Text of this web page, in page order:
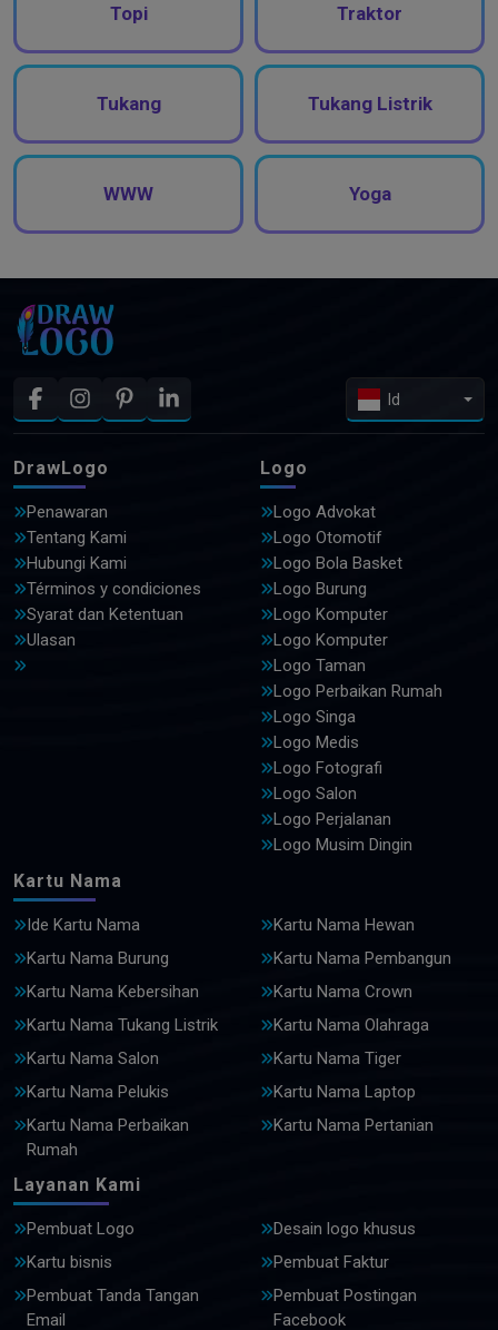
Topi Traktor
Tukang Tukang Listrik
WWW Yoga
Id
DrawLogo
Penawaran
Tentang Kami
Hubungi Kami
Términos y condiciones
Syarat dan Ketentuan
Ulasan
Logo
Logo Advokat
Logo Otomotif
Logo Bola Basket
Logo Burung
Logo Komputer
Logo Komputer
Logo Taman
Logo Perbaikan Rumah
Logo Singa
Logo Medis
Logo Fotografi
Logo Salon
Logo Perjalanan
Logo Musim Dingin
Kartu Nama
Ide Kartu Nama
Kartu Nama Hewan
Kartu Nama Burung
Kartu Nama Pembangun
Kartu Nama Kebersihan
Kartu Nama Crown
Kartu Nama Tukang Listrik
Kartu Nama Olahraga
Kartu Nama Salon
Kartu Nama Tiger
Kartu Nama Pelukis
Kartu Nama Laptop
Kartu Nama Perbaikan
Rumah
Kartu Nama Pertanian
Layanan Kami
Pembuat Logo
Desain logo khusus
Kartu bisnis
Pembuat Faktur
Pembuat Tanda Tangan
Email
Pembuat Postingan
Facebook